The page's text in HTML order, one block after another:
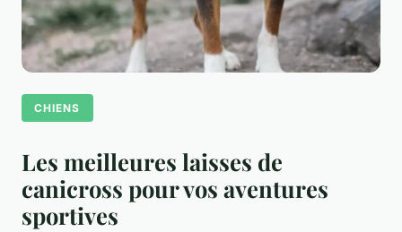
CHIENS
Les meilleures laisses de
canicross pour vos aventures
sportives